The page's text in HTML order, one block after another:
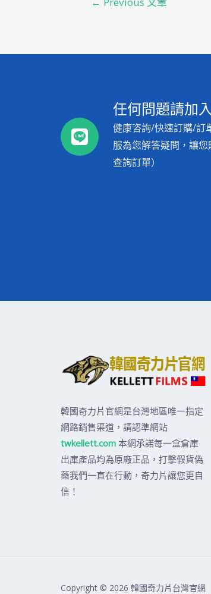
任何問題請加
健康咨詢/快速訂購/訂
服為您解答疑問，讓
查詢訂單）
韓國奇力片官網是台灣地區唯一指定
網路銷售渠道，請認準網站
twkellett.com 本網承諾每一盒倉庫
出庫產品均為原廠正品，打擊假貨偽
藥我們一直在行動，奇力片讓您更自
信！
Copyright © 2026 韓國奇力片台灣官網